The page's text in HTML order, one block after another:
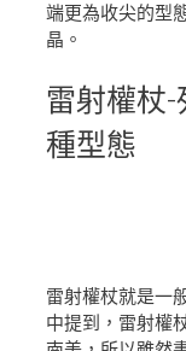
端更為收尖的型
晶。
雷射權杖-
種型態
雷射權杖就是一
中提到，雷射權